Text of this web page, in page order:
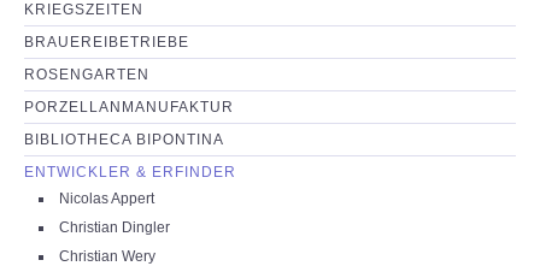
KRIEGSZEITEN
BRAUEREIBETRIEBE
ROSENGARTEN
PORZELLANMANUFAKTUR
BIBLIOTHECA BIPONTINA
ENTWICKLER & ERFINDER
Nicolas Appert
Christian Dingler
Christian Wery